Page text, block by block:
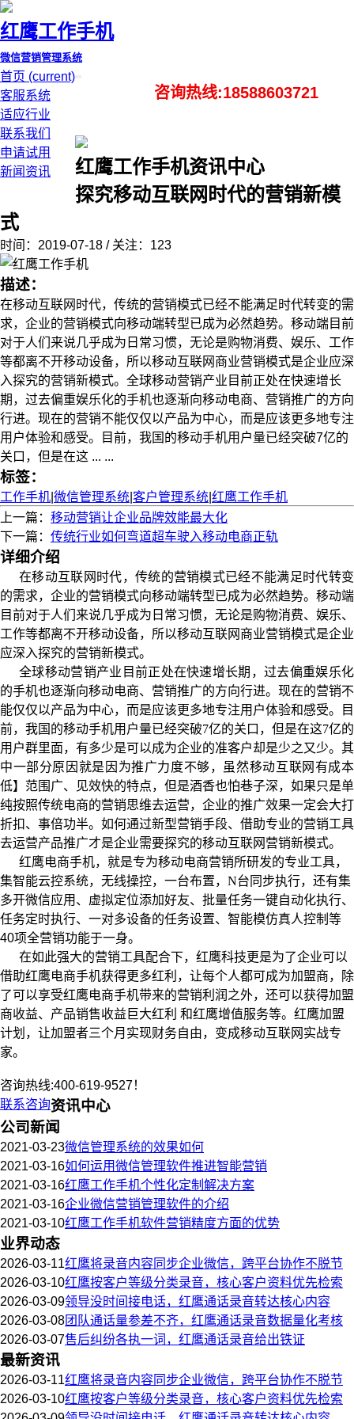
红鹰工作手机
微信营销管理系统
首页 (current)
客服系统
适应行业
联系我们
申请试用
新闻资讯
咨询热线:18588603721
红鹰工作手机资讯中心
探究移动互联网时代的营销新模
式
时间：2019-07-18 / 关注：123
描述：
在移动互联网时代，传统的营销模式已经不能满足时代转变的需
求，企业的营销模式向移动端转型已成为必然趋势。移动端目前
对于人们来说几乎成为日常习惯，无论是购物消费、娱乐、工作
等都离不开移动设备，所以移动互联网商业营销模式是企业应深
入探究的营销新模式。全球移动营销产业目前正处在快速增长
期，过去偏重娱乐化的手机也逐渐向移动电商、营销推广的方向
行进。现在的营销不能仅仅以产品为中心，而是应该更多地专注
用户体验和感受。目前，我国的移动手机用户量已经突破7亿的
关口，但是在这 ... ...
标签：
工作手机 微信管理系统 客户管理系统 红鹰工作手机
上一篇： 移动营销让企业品牌效能最大化
下一篇： 传统行业如何弯道超车驶入移动电商正轨
详细介绍
在移动互联网时代，传统的营销模式已经不能满足时代转变
的需求，企业的营销模式向移动端转型已成为必然趋势。移动端
目前对于人们来说几乎成为日常习惯，无论是购物消费、娱乐、
工作等都离不开移动设备，所以移动互联网商业营销模式是企业
应深入探究的营销新模式。
全球移动营销产业目前正处在快速增长期，过去偏重娱乐化
的手机也逐渐向移动电商、营销推广的方向行进。现在的营销不
能仅仅以产品为中心，而是应该更多地专注用户体验和感受。目
前，我国的移动手机用户量已经突破7亿的关口，但是在这7亿的
用户群里面，有多少是可以成为企业的准客户却是少之又少。其
中一部分原因就是因为推广力度不够，虽然移动互联网有成本
低】范围广、见效快的特点，但是酒香也怕巷子深，如果只是单
纯按照传统电商的营销思维去运营，企业的推广效果一定会大打
折扣、事倍功半。如何通过新型营销手段、借助专业的营销工具
去运营产品推广才是企业需要探究的移动互联网营销新模式。
红鹰电商手机，就是专为移动电商营销所研发的专业工具，
集智能云控系统，无线操控，一台布置， N台同步执行，还有集
多开微信应用、虚拟定位添加好友、批量任务一键自动化执行、
任务定时执行、一对多设备的任务设置、智能模仿真人控制等
40项全营销功能于一身。
在如此强大的营销工具配合下，红鹰科技更是为了企业可以
借助红鹰电商手机获得更多红利，让每个人都可成为加盟商，除
了可以享受红鹰电商手机带来的营销利润之外，还可以获得加盟
商收益、产品销售收益巨大红利 和红鹰增值服务等。红鹰加盟
计划，让加盟者三个月实现财务自由，变成移动互联网实战专
家。
咨询热线:400-619-9527！
联系咨询资讯中心
公司新闻
2021-03-23微信管理系统的效果如何
2021-03-16如何运用微信管理软件推进智能营销
2021-03-16红鹰工作手机个性化定制解决方案
2021-03-16企业微信营销管理软件的介绍
2021-03-10红鹰工作手机软件营销精度方面的优势
业界动态
2026-03-11红鹰将录音内容同步企业微信，跨平台协作不脱节
2026-03-10红鹰按客户等级分类录音，核心客户资料优先检索
2026-03-09领导没时间接电话，红鹰通话录音转达核心内容
2026-03-08团队通话量参差不齐，红鹰通话录音数据量化考核
2026-03-07售后纠纷各执一词，红鹰通话录音给出铁证
最新资讯
2026-03-11红鹰将录音内容同步企业微信，跨平台协作不脱节
2026-03-10红鹰按客户等级分类录音，核心客户资料优先检索